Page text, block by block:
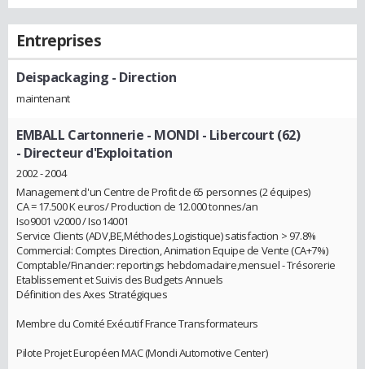
Entreprises
Deispackaging - Direction
maintenant
EMBALL Cartonnerie - MONDI - Libercourt (62)
- Directeur d'Exploitation
2002 - 2004
Management d'un Centre de Profit de 65 personnes (2 équipes)
CA = 17.500 K euros/ Production de 12.000 tonnes/an
Iso9001 v2000 / Iso14001
Service Clients (ADV,BE,Méthodes,Logistique) satisfaction > 97.8%
Commercial: Comptes Direction, Animation Equipe de Vente (CA+7%)
Comptable/Financier: reportings hebdomadaire,mensuel - Trésorerie
Etablissement et Suivis des Budgets Annuels
Définition des Axes Stratégiques
Membre du Comité Exécutif France Transformateurs
Pilote Projet Européen MAC (Mondi Automotive Center)